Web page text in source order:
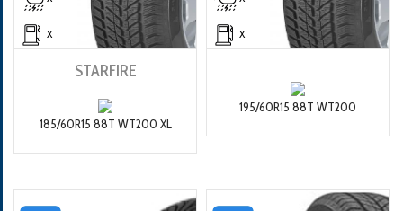
X
STARFIRE
185/60R15 88T WT200 XL
X
195/60R15 88T WT200